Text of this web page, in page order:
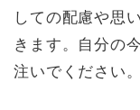
しての配慮や思
きます。自分の
注いでください。